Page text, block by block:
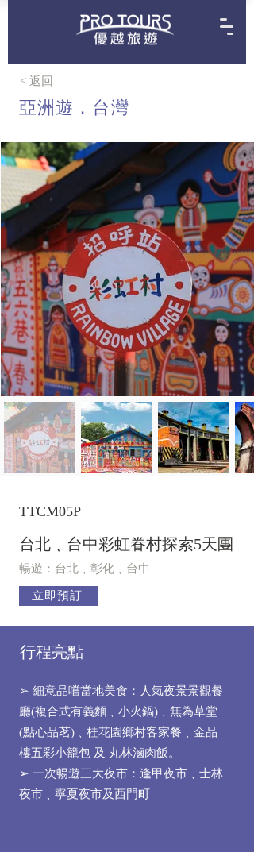
< 返回
亞洲遊．台灣
TTCM05P
台北﹑台中彩虹眷村探索5天團
暢遊：台北﹑彰化﹑台中
立即預訂
行程亮點
➢ 細意品嚐當地美食：人氣夜景景觀餐
廳(複合式有義麵﹑小火鍋)﹑無為草堂
(點心品茗)﹑桂花園鄉村客家餐﹑金品
樓五彩小籠包 及 丸林滷肉飯。
➢ 一次暢遊三大夜市：逢甲夜市﹑士林
夜市﹑寧夏夜市及西門町